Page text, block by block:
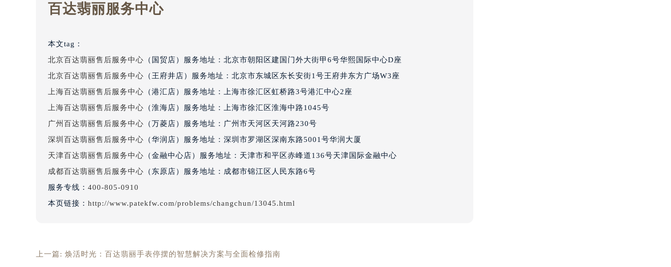
辽宁省铁岭市银州区南马路百达翡丽售后服务中心（需提前预约）
北京市朝阳区建国门外大街甲6号华熙国际中心D座11层1102室百达翡丽售后服务中心（北京总部）（需提前预约）
北京市东城区东长安街1号王府井东方广场W3座6层602室百达翡丽售后服务中心（需提前预约）
河北省保定市竞秀区朝阳北大街北国先天下百达翡丽售后服务中心（需提前预约）
内蒙古自治区阿拉善盟市左旗土尔扈特大街百达翡丽售后服务中心（需提前预约）
内蒙古自治区巴彦淖尔市临河区新华街百达翡丽售后服务中心（需提前预约）
内蒙古自治区包头市青山区幸福路甲3号王府井百货名表维修百达翡丽售后服务中心（需提前预约）
内蒙古自治区呼伦贝尔市海拉尔区中央街百达翡丽售后服务中心（需提前预约）
内蒙古自治区通辽市科尔沁区明仁大街百达翡丽售后服务中心（需提前预约）
内蒙古自治区乌海市海勃湾区人民南路百达翡丽售后服务中心（需提前预约）
山西省大同市平城区迎宾街百达翡丽售后服务中心（需提前预约）
百达翡丽服务中心
本文tag：
北京百达翡丽售后服务中心 （国贸店）服务地址：北京市朝阳区建国门外大街甲6号华熙国际中心D座
北京百达翡丽售后服务中心 （王府井店）服务地址：北京市东城区东长安街1号王府井东方广场W3座
上海百达翡丽售后服务中心 （港汇店）服务地址：上海市徐汇区虹桥路3号港汇中心2座
上海百达翡丽售后服务中心 （淮海店）服务地址：上海市徐汇区淮海中路1045号
广州百达翡丽售后服务中心 （万菱店）服务地址：广州市天河区天河路230号
深圳百达翡丽售后服务中心 （华润店）服务地址：深圳市罗湖区深南东路5001号华润大厦
天津百达翡丽售后服务中心 （金融中心店）服务地址：天津市和平区赤峰道136号天津国际金融中心
成都百达翡丽售后服务中心 （东原店）服务地址：成都市锦江区人民东路6号
服务专线： 400-805-0910
本页链接： http://www.patekfw.com/problems/changchun/13045.html
上一篇: 焕活时光：百达翡丽手表停摆的智慧解决方案与全面检修指南